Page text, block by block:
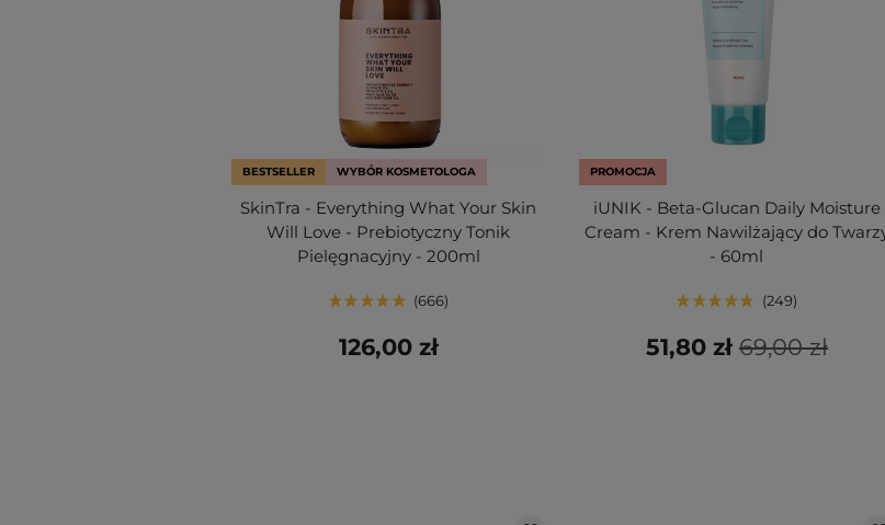
BESTSELLER WYBÓR KOSMETOLOGA
SkinTra - Everything What Your Skin
Will Love - Prebiotyczny Tonik
Pielęgnacyjny - 200ml
666
126,00 zł
PROMOCJA
iUNIK - Beta-Glucan Daily Moisture
Cream - Krem Nawilżający do
- 60ml
249
69,00 zł
51,80 zł